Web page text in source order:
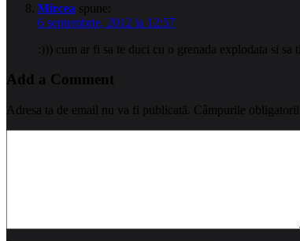
Mircea spune:
6 septembrie, 2012 la 12:57
:))) cum ar fi sa te duci cu o grenada explodata si sa
Add a Comment
Adresa ta de email nu va fi publicată. Câmpurile